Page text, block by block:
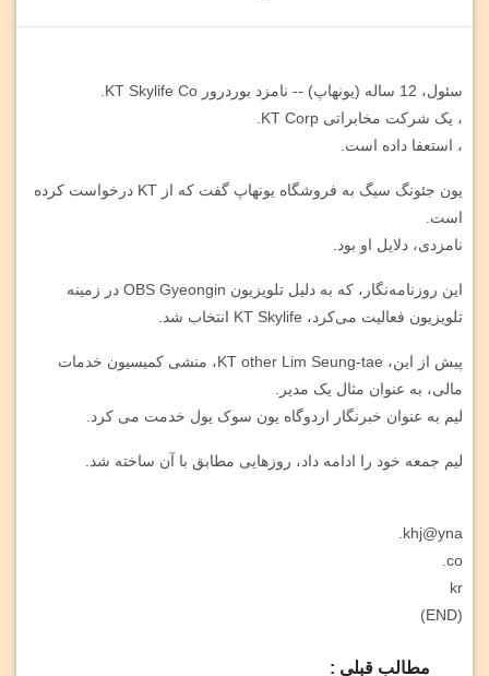
سئول، 12 ساله (یونهاپ) -- نامزد بوردرور KT Skylife Co.
، یک شرکت مخابراتی KT Corp.
، استعفا داده است.
یون جئونگ سیگ به فروشگاه یونهاپ گفت که از KT درخواست کرده
است.
نامزدی، دلایل او بود.
این روزنامه‌نگار، که به دلیل تلویزیون OBS Gyeongin در زمینه
تلویزیون فعالیت می‌کرد، KT Skylife انتخاب شد.
پیش از این، KT other Lim Seung-tae، منشی کمیسیون خدمات
مالی، به عنوان مثال یک مدیر.
لیم به عنوان خبرنگار اردوگاه یون سوک یول خدمت می کرد.
لیم جمعه خود را ادامه داد، روزهایی مطابق با آن ساخته شد.
khj@yna.
co.
kr
(END)
مطالب قبلی :